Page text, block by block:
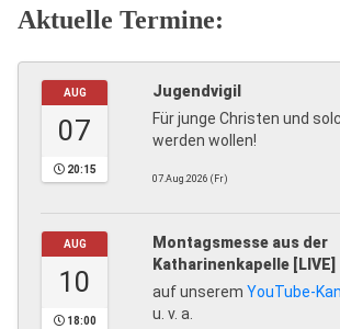
Aktuelle Termine:
AUG
07
20:15
Jugendvigil
Für junge Christen und
werden wollen!
07.Aug.2026 (Fr)
AUG
10
18:00
Montagsmesse aus der
Katharinenkapelle [LIVE]
auf unserem YouTube-
u. v. a.